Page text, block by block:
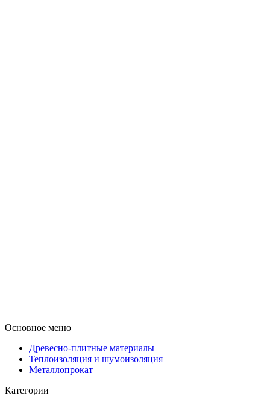
Основное меню
Древесно-плитные материалы
Теплоизоляция и шумоизоляция
Металлопрокат
Категории